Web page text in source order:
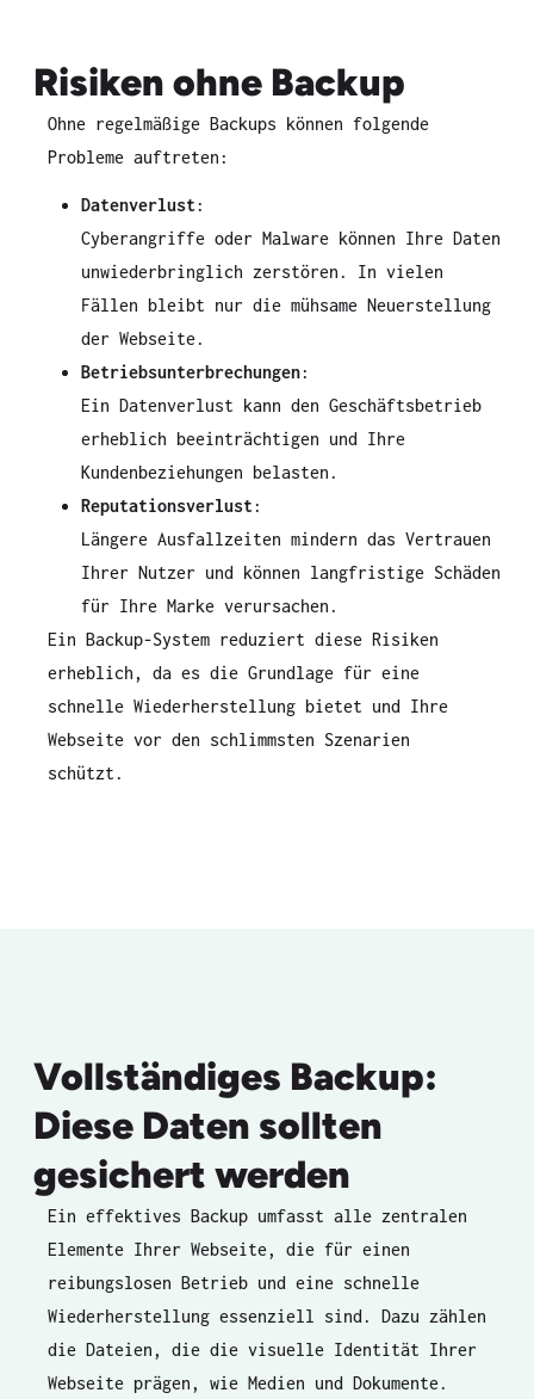
Risiken ohne Backup
Ohne regelmäßige Backups können folgende
Probleme auftreten:
Datenverlust:
Cyberangriffe oder Malware können Ihre Daten
unwiederbringlich zerstören. In vielen
Fällen bleibt nur die mühsame Neuerstellung
der Webseite.
Betriebsunterbrechungen:
Ein Datenverlust kann den Geschäftsbetrieb
erheblich beeinträchtigen und Ihre
Kundenbeziehungen belasten.
Reputationsverlust:
Längere Ausfallzeiten mindern das Vertrauen
Ihrer Nutzer und können langfristige Schäden
für Ihre Marke verursachen.
Ein Backup-System reduziert diese Risiken
erheblich, da es die Grundlage für eine
schnelle Wiederherstellung bietet und Ihre
Webseite vor den schlimmsten Szenarien
schützt.
Vollständiges Backup:
Diese Daten sollten
gesichert werden
Ein effektives Backup umfasst alle zentralen
Elemente Ihrer Webseite, die für einen
reibungslosen Betrieb und eine schnelle
Wiederherstellung essenziell sind. Dazu zählen
die Dateien, die die visuelle Identität Ihrer
Webseite prägen, wie Medien und Dokumente.